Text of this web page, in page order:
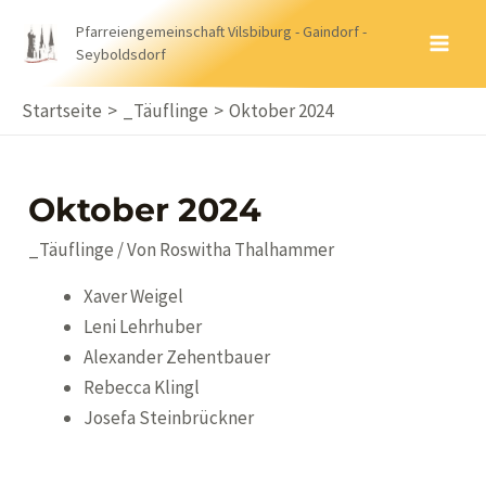
Inhalt
Pfarreiengemeinschaft Vilsbiburg - Gaindorf -
Seyboldsdorf
Startseite _Täuflinge Oktober 2024
Oktober 2024
_Täuflinge / Von Roswitha Thalhammer
Xaver Weigel
Leni Lehrhuber
Alexander Zehentbauer
Rebecca Klingl
Josefa Steinbrückner